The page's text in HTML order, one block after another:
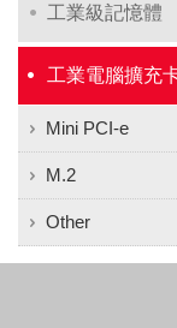
工業級記憶體
工業電腦擴充
Mini PCI-e
M.2
Other